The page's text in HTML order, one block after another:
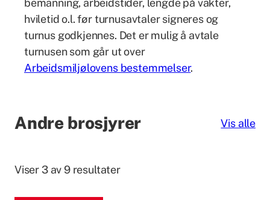
bemanning, arbeidstider, lengde på vakter,
hviletid o.l. før turnusavtaler signeres og
turnus godkjennes. Det er mulig å avtale
turnusen som går ut over
Arbeidsmiljølovens bestemmelser.
Andre brosjyrer Vis alle
Viser 3 av 9 resultater